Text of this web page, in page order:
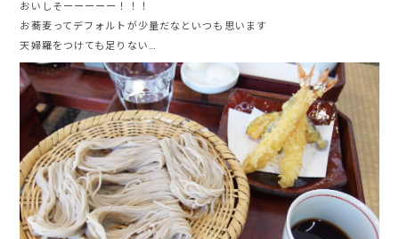
おいしそーーーーー！！！
お蕎麦ってデフォルトが少量だなといつも思います
天婦羅をつけても足りない…